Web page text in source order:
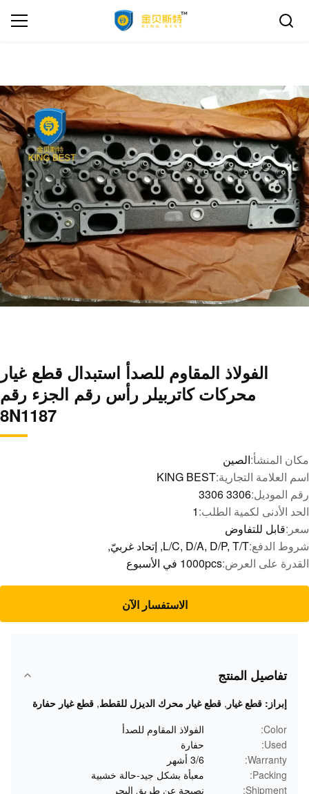
الفولاذ المقاوم للصدأ استبدال قطع غيار
محركات كاتربيلر رأس رقم الجزء رقم
8N1187
مكان المنشأ:الصين
اسم العلامة التجارية:KING BEST
رقم الموديل:3306 3306
الحد الأدنى لكمية الطلب:1
سعر:قابل للتفاوض
شروط الدفع:L/C, D/A, D/P, T/T, إتحاد غربيّ,
القدرة على العرض:1000pcs في الأسبوع
الاستفسار الآن
تفاصيل المنتج
إبراز: قطع غيار , قطع غيار محرك الديزل للقطط, قطع غيار حفارة
Color:
الفولاذ المقاوم للصدأ
Used:
حفارة
Warranty:
3/6 أشهر
Packing:
معبأة بشكل جيد-حالة خشبية
Shipment:
نصيحة عن طريق البحر